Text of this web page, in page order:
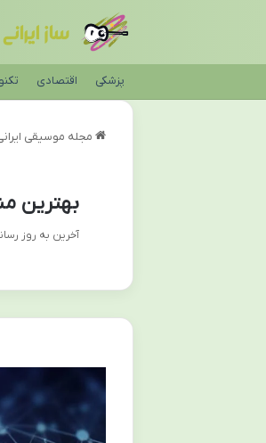
پزشکی اقتصادی
مجله موسیقی
بهترین
آخرین به روز رسانی: 19/